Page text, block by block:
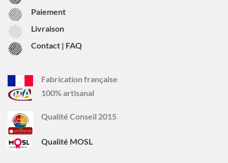
Paiement
Livraison
Contact | FAQ
Fabrication française
100% artisanal
Qualité Conseil 2015
Qualité MOSL